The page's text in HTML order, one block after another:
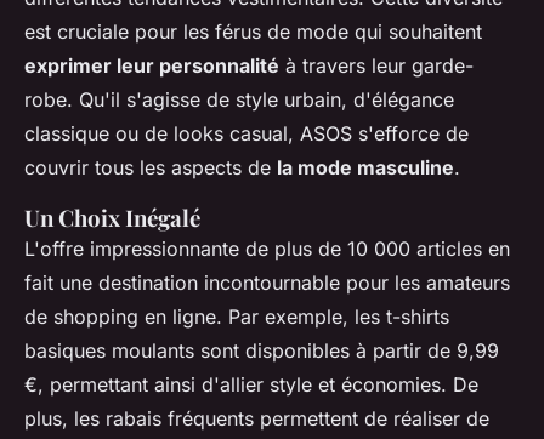
est cruciale pour les férus de mode qui souhaitent
exprimer leur personnalité à travers leur garde-
robe. Qu'il s'agisse de style urbain, d'élégance
classique ou de looks casual, ASOS s'efforce de
couvrir tous les aspects de la mode masculine.
Un Choix Inégalé
L'offre impressionnante de plus de 10 000 articles en
fait une destination incontournable pour les amateurs
de shopping en ligne. Par exemple, les t-shirts
basiques moulants sont disponibles à partir de 9,99
€, permettant ainsi d'allier style et économies. De
plus, les rabais fréquents permettent de réaliser de